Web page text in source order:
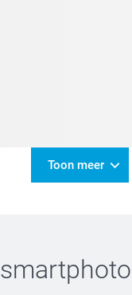
Toon meer
smartphoto